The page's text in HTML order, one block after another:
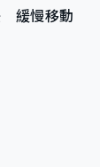
緩慢移動